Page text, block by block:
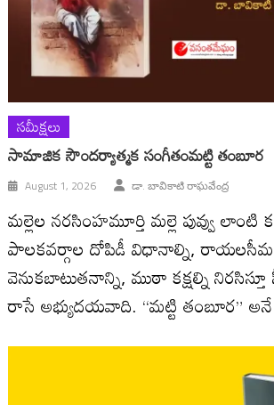
సమీక్షలు
సామాజిక సౌందర్యాత్మక సంగీతంమట్టి తంబూర
August 1, 2026 డా. బావికాటి రాఘవేంద్ర
మల్లెల నరసింహమూర్తి మల్లె పువ్వు లాంటి
పాలకవర్గాల దోపిడీ విధానాల్ని, రాయలసీమ
వెనుకబాటుతనాన్ని, ముఠా కక్షల్ని
రాసే అభ్యుదయవాది. “మట్టి తంబూర”